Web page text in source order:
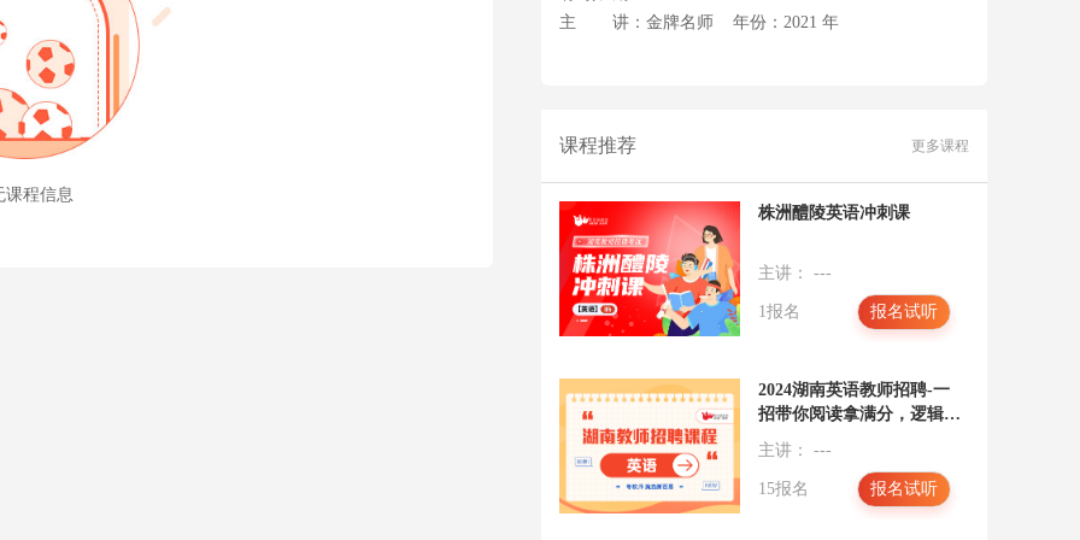
课程信息
主 讲：金牌名师 年份：2021 年
课程推荐 更多课程
株洲醴陵英语冲刺课
主讲： ---
1报名 报名试听
2024湖南英语教师招聘-一
招带你阅读拿满分，逻辑结
构阅读法大揭秘
主讲： ---
15报名 报名试听